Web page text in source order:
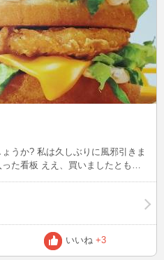
うか? 私は久しぶりに風邪引きま
ましたとも笑
いいね +3